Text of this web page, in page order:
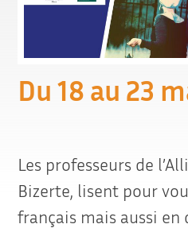
Du 18 au 23
Les professeurs de
Bizerte, lisent pour
français mais aussi